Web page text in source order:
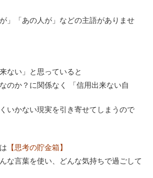
」「あの人が」などの主語がありませ
ない」と思っていると
のか？に関係なく 「信用出来ない自
いかない現実を引き寄せてしまうので
【思考の貯金箱】
な言葉を使い、どんな気持ちで過ごして